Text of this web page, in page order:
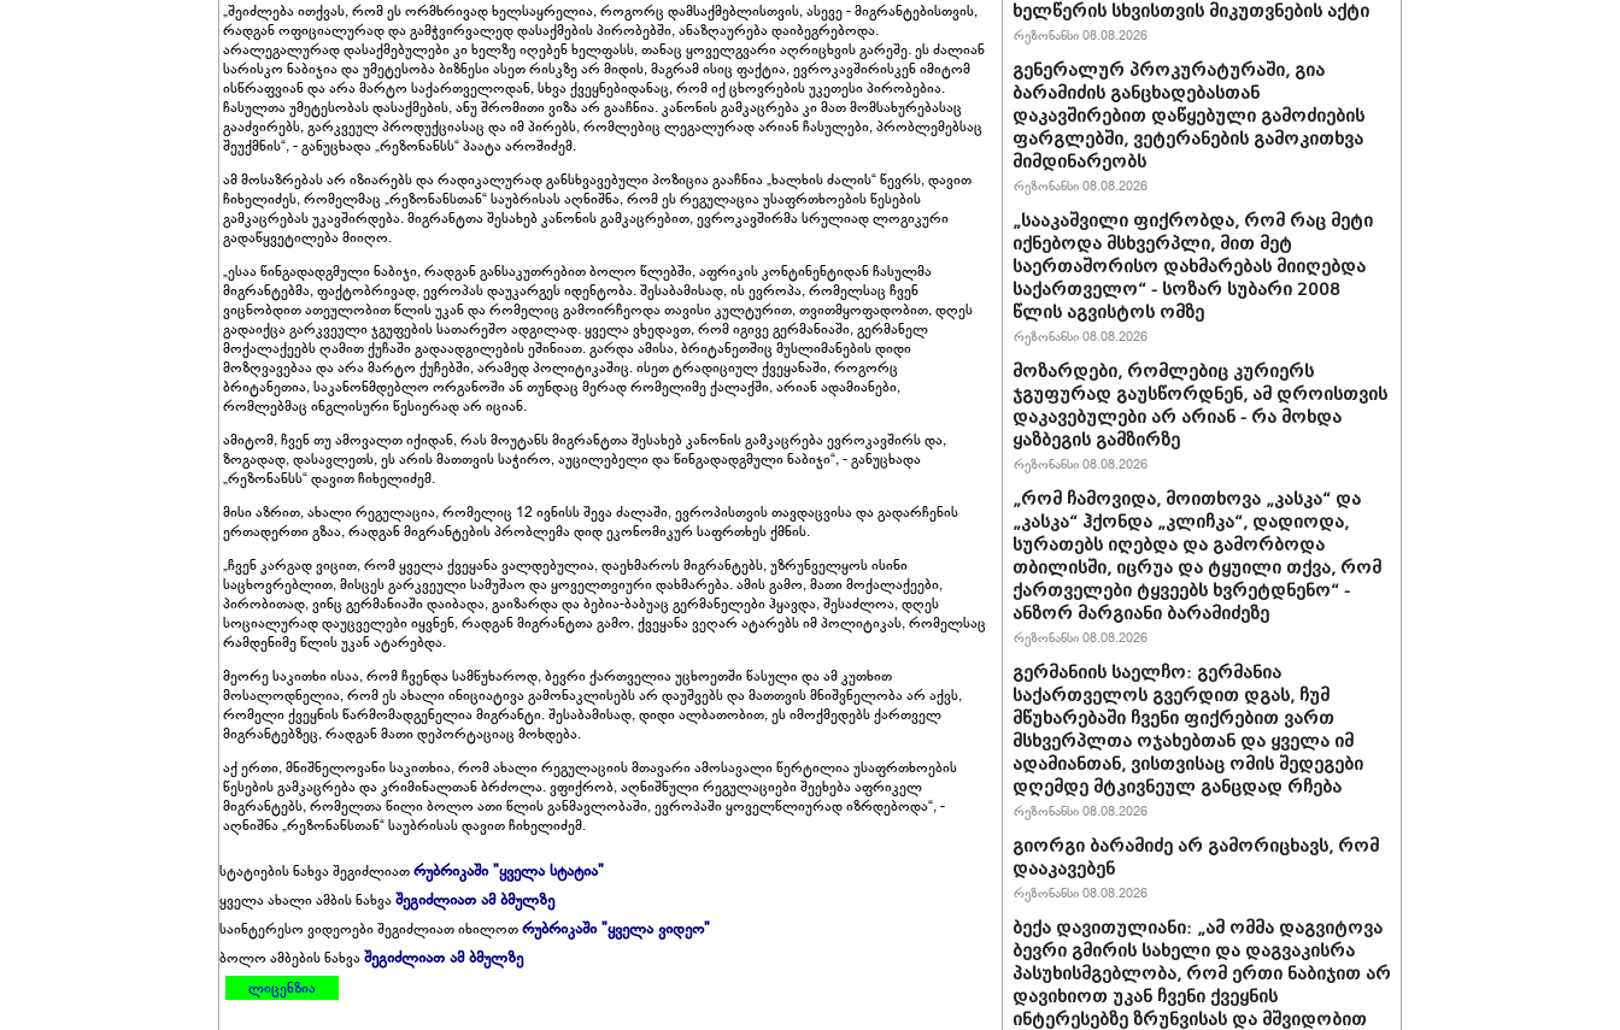
„შეიძლება ითქვას, რომ ეს ორმხრივად ხელსაყრელია, როგორც დამსაქმებლისთვის, ასევე - მიგრანტებისთვის,
რადგან ოფიციალურად და გამჭვირვალედ დასაქმების პირობებში, ანაზღაურება დაიბეგრებოდა.
არალეგალურად დასაქმებულები კი ხელზე იღებენ ხელფასს, თანაც ყოველგვარი აღრიცხვის გარეშე. ეს ძალიან
სარისკო ნაბიჯია და უმეტესობა ბიზნესი ასეთ რისკზე არ მიდის, მაგრამ ისიც ფაქტია, ევროკავშირისკენ იმიტომ
ისწრაფვიან და არა მარტო საქართველოდან, სხვა ქვეყნებიდანაც, რომ იქ ცხოვრების უკეთესი პირობებია.
ჩასულთა უმეტესობას დასაქმების, ანუ შრომითი ვიზა არ გააჩნია. კანონის გამკაცრება კი მათ მომსახურებასაც
გააძვირებს, გარკვეულ პროდუქციასაც და იმ პირებს, რომლებიც ლეგალურად არიან ჩასულები, პრობლემებსაც
შეუქმნის“, - განუცხადა „რეზონანსს“ პაატა აროშიძემ.
ამ მოსაზრებას არ იზიარებს და რადიკალურად განსხვავებული პოზიცია გააჩნია „ხალხის ძალის“ წევრს, დავით
ჩიხელიძეს, რომელმაც „რეზონანსთან“ საუბრისას აღნიშნა, რომ ეს რეგულაცია უსაფრთხოების წესების
გამკაცრებას უკავშირდება. მიგრანტთა შესახებ კანონის გამკაცრებით, ევროკავშირმა სრულიად ლოგიკური
გადაწყვეტილება მიიღო.
„ესაა წინგადადგმული ნაბიჯი, რადგან განსაკუთრებით ბოლო წლებში, აფრიკის კონტინენტიდან ჩასულმა
მიგრანტებმა, ფაქტობრივად, ევროპას დაუკარგეს იდენტობა. შესაბამისად, ის ევროპა, რომელსაც ჩვენ
ვიცნობდით ათეულობით წლის უკან და რომელიც გამოირჩეოდა თავისი კულტურით, თვითმყოფადობით, დღეს
გადაიქცა გარკვეული ჯგუფების სათარეშო ადგილად. ყველა ვხედავთ, რომ იგივე გერმანიაში, გერმანელ
მოქალაქეებს ღამით ქუჩაში გადაადგილების ეშინიათ. გარდა ამისა, ბრიტანეთშიც მუსლიმანების დიდი
მოზღვავებაა და არა მარტო ქუჩებში, არამედ პოლიტიკაშიც. ისეთ ტრადიციულ ქვეყანაში, როგორც
ბრიტანეთია, საკანონმდებლო ორგანოში ან თუნდაც მერად რომელიმე ქალაქში, არიან ადამიანები,
რომლებმაც ინგლისური წესიერად არ იციან.
ამიტომ, ჩვენ თუ ამოვალთ იქიდან, რას მოუტანს მიგრანტთა შესახებ კანონის გამკაცრება ევროკავშირს და,
ზოგადად, დასავლეთს, ეს არის მათთვის საჭირო, აუცილებელი და წინგადადგმული ნაბიჯი“, - განუცხადა
„რეზონანსს“ დავით ჩიხელიძემ.
მისი აზრით, ახალი რეგულაცია, რომელიც 12 ივნისს შევა ძალაში, ევროპისთვის თავდაცვისა და გადარჩენის
ერთადერთი გზაა, რადგან მიგრანტების პრობლემა დიდ ეკონომიკურ საფრთხეს ქმნის.
„ჩვენ კარგად ვიცით, რომ ყველა ქვეყანა ვალდებულია, დაეხმაროს მიგრანტებს, უზრუნველყოს ისინი
საცხოვრებლით, მისცეს გარკვეული სამუშაო და ყოველთვიური დახმარება. ამის გამო, მათი მოქალაქეები,
პირობითად, ვინც გერმანიაში დაიბადა, გაიზარდა და ბებია-ბაბუაც გერმანელები ჰყავდა, შესაძლოა, დღეს
სოციალურად დაუცველები იყვნენ, რადგან მიგრანტთა გამო, ქვეყანა ვეღარ ატარებს იმ პოლიტიკას, რომელსაც
რამდენიმე წლის უკან ატარებდა.
მეორე საკითხი ისაა, რომ ჩვენდა სამწუხაროდ, ბევრი ქართველია უცხოეთში წასული და ამ კუთხით
მოსალოდნელია, რომ ეს ახალი ინიციატივა გამონაკლისებს არ დაუშვებს და მათთვის მნიშვნელობა არ აქვს,
რომელი ქვეყნის წარმომადგენელია მიგრანტი. შესაბამისად, დიდი ალბათობით, ეს იმოქმედებს ქართველ
მიგრანტებზეც, რადგან მათი დეპორტაციაც მოხდება.
აქ ერთი, მნიშნელოვანი საკითხია, რომ ახალი რეგულაციის მთავარი ამოსავალი წერტილია უსაფრთხოების
წესების გამკაცრება და კრიმინალთან ბრძოლა. ვფიქრობ, აღნიშნული რეგულაციები შეეხება აფრიკელ
მიგრანტებს, რომელთა წილი ბოლო ათი წლის განმავლობაში, ევროპაში ყოველწლიურად იზრდებოდა“, -
აღნიშნა „რეზონანსთან“ საუბრისას დავით ჩიხელიძემ.
სტატიების ნახვა შეგიძლიათრუბრიკაში "ყველა სტატია"
ყველა ახალი ამბის ნახვაშეგიძლიათ ამ ბმულზე
საინტერესო ვიდეოები შეგიძლიათ იხილოთრუბრიკაში "ყველა ვიდეო"
ბოლო ამბების ნახვაშეგიძლიათ ამ ბმულზე
ლიცენზია
ხელწერის სხვისთვის მიკუთვნების აქტი
რეზონანსი 08.08.2026
გენერალურ პროკურატურაში, გია
ბარამიძის განცხადებასთან
დაკავშირებით დაწყებული გამოძიების
ფარგლებში, ვეტერანების გამოკითხვა
მიმდინარეობს
რეზონანსი 08.08.2026
„სააკაშვილი ფიქრობდა, რომ რაც მეტი
იქნებოდა მსხვერპლი, მით მეტ
საერთაშორისო დახმარებას მიიღებდა
საქართველო“ - სოზარ სუბარი 2008
წლის აგვისტოს ომზე
რეზონანსი 08.08.2026
მოზარდები, რომლებიც კურიერს
ჯგუფურად გაუსწორდნენ, ამ დროისთვის
დაკავებულები არ არიან - რა მოხდა
ყაზბეგის გამზირზე
რეზონანსი 08.08.2026
„რომ ჩამოვიდა, მოითხოვა „კასკა“ და
„კასკა“ ჰქონდა „კლიჩკა“, დადიოდა,
სურათებს იღებდა და გამორბოდა
თბილისში, იცრუა და ტყუილი თქვა, რომ
ქართველები ტყვეებს ხვრეტდნენო“ -
ანზორ მარგიანი ბარამიძეზე
რეზონანსი 08.08.2026
გერმანიის საელჩო: გერმანია
საქართველოს გვერდით დგას, ჩუმ
მწუხარებაში ჩვენი ფიქრებით ვართ
მსხვერპლთა ოჯახებთან და ყველა იმ
ადამიანთან, ვისთვისაც ომის შედეგები
დღემდე მტკივნეულ განცდად რჩება
რეზონანსი 08.08.2026
გიორგი ბარამიძე არ გამორიცხავს, რომ
დააკავებენ
რეზონანსი 08.08.2026
ბექა დავითულიანი: „ამ ომმა დაგვიტოვა
ბევრი გმირის სახელი და დაგვაკისრა
პასუხისმგებლობა, რომ ერთი ნაბიჯით არ
დავიხიოთ უკან ჩვენი ქვეყნის
ინტერესებზე ზრუნვისას და მშვიდობით